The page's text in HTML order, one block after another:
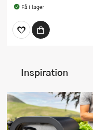
Få i lager
Inspiration